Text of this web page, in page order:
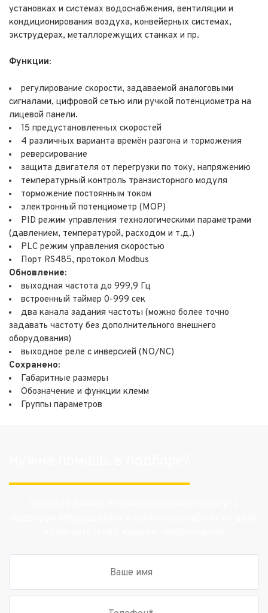
установках и системах водоснабжения, вентиляции и
кондиционирования воздуха, конвейерных системах,
экструдерах, металлорежущих станках и пр.
Функции:
регулирование скорости, задаваемой аналоговыми
сигналами, цифровой сетью или ручкой потенциометра на
лицевой панели.
15 предустановленных скоростей
4 различных варианта времён разгона и торможения
реверсирование
защита двигателя от перегрузки по току, напряжению
температурный контроль транзисторного модуля
торможение постоянным током
электронный потенциометр (MOP)
PID режим управления технологическими параметрами
(давлением, температурой, расходом и т.д.)
PLC режим управления скоростью
Порт RS485, протокол Modbus
Обновление:
выходная частота до 999,9 Гц
встроенный таймер 0-999 сек
два канала задания частоты (можно более точно
задавать частоту без дополнительного внешнего
оборудования)
выходное реле с инверсией (NO/NC)
Сохранено:
Габаритные размеры
Обозначение и функции клемм
Группы параметров